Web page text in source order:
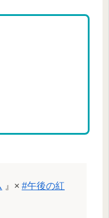
』× #午後の紅